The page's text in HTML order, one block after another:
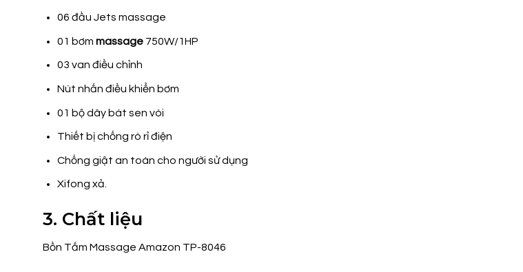
06 đầu Jets massage
01 bơm massage750W/1HP
03 van điều chỉnh
Nút nhấn điều khiển bơm
01 bộ dây bát sen vòi
Thiết bị chống rò rỉ điện
Chống giật an toàn cho người sử dụng
Xifong xả.
3. Chất liệu
Bồn Tắm Massage Amazon TP-8046